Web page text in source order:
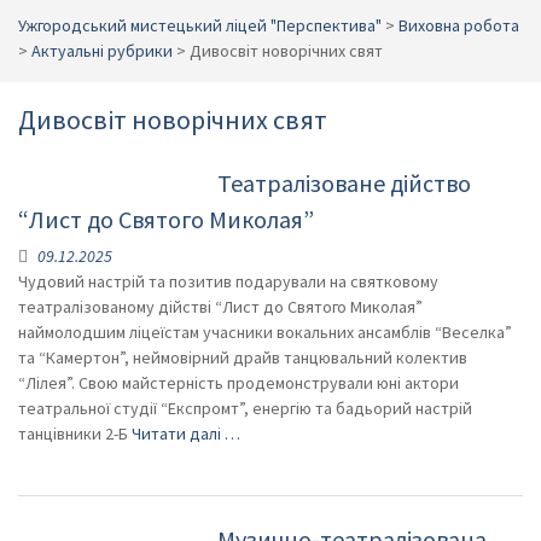
Ужгородський мистецький ліцей "Перспектива" > Виховна робота
> Актуальні рубрики > Дивосвіт новорічних свят
Дивосвіт новорічних свят
Театралізоване дійство
“Лист до Святого Миколая”
09.12.2025
Чудовий настрій та позитив подарували на святковому
театралізованому дійстві “Лист до Святого Миколая”
наймолодшим ліцеїстам учасники вокальних ансамблів “Веселка”
та “Камертон”, неймовірний драйв танцювальний колектив
“Лілея”. Свою майстерність продемонстрували юні актори
театральної студії “Експромт”, енергію та бадьорий настрій
танцівники 2-Б Читати далі …